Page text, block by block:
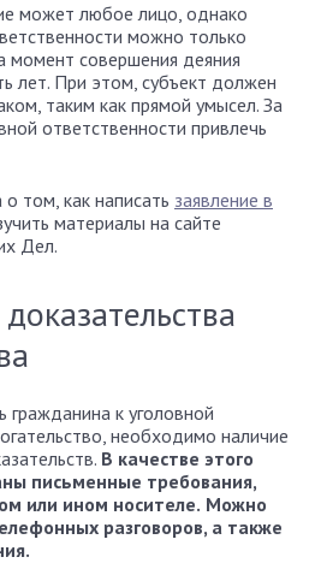
может любое лицо, однако
можно только
момент совершения деяния
лет. При этом, субъект должен
таким как прямой умысел. За
ответственности привлечь
том, как написать заявление в
материалы на сайте
Дел.
гражданина к уголовной
необходимо наличие
В качестве этого
письменные требования,
или ином носителе. Можно
разговоров, а также